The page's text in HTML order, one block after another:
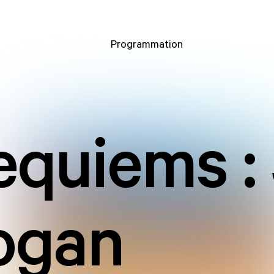
Programmation